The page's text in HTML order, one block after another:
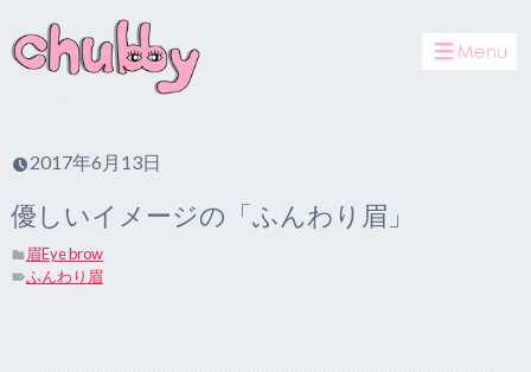
2017年6月13日
優しいイメージの「ふんわり眉」
眉Eye brow
ふんわり眉